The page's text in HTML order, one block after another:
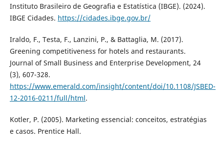
Instituto Brasileiro de Geografia e Estatística (IBGE). (2024).
IBGE Cidades. https://cidades.ibge.gov.br/
Iraldo, F., Testa, F., Lanzini, P., & Battaglia, M. (2017).
Greening competitiveness for hotels and restaurants.
Journal of Small Business and Enterprise Development, 24
(3), 607-328.
https://www.emerald.com/insight/content/doi/10.1108/JSBED-
12-2016-0211/full/html.
Kotler, P. (2005). Marketing essencial: conceitos, estratégias
e casos. Prentice Hall.